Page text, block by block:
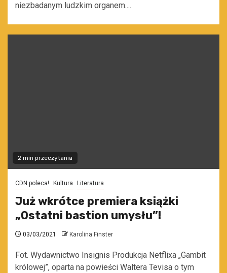
niezbadanym ludzkim organem....
2 min przeczytania
CDN poleca! Kultura Literatura
Już wkrótce premiera książki
„Ostatni bastion umysłu”!
03/03/2021 Karolina Finster
Fot. Wydawnictwo Insignis Produkcja Netflixa „Gambit
królowej”, oparta na powieści Waltera Tevisa o tym